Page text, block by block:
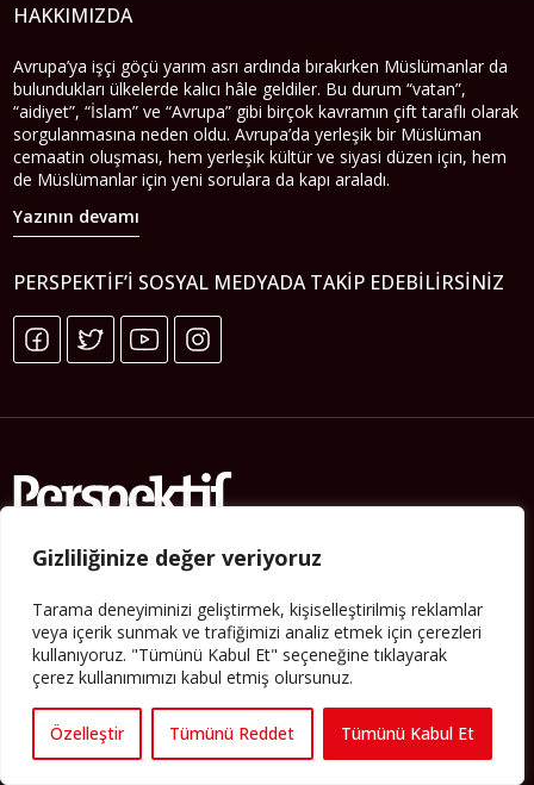
Gizliliğinize değer veriyoruz
Tarama deneyiminizi geliştirmek, kişiselleştirilmiş reklamlar
veya içerik sunmak ve trafiğimizi analiz etmek için çerezleri
kullanıyoruz. "Tümünü Kabul Et" seçeneğine tıklayarak
çerez kullanımımızı kabul etmiş olursunuz.
Özelleştir Tümünü Reddet Tümünü Kabul Et
HAKKIMIZDA
Avrupa’ya işçi göçü yarım asrı ardında bırakırken Müslümanlar da
bulundukları ülkelerde kalıcı hâle geldiler. Bu durum “vatan”,
“aidiyet”, “İslam” ve “Avrupa” gibi birçok kavramın çift taraflı olarak
sorgulanmasına neden oldu. Avrupa’da yerleşik bir Müslüman
cemaatin oluşması, hem yerleşik kültür ve siyasi düzen için, hem
de Müslümanlar için yeni sorulara da kapı araladı.
Yazının devamı
PERSPEKTIF’I SOSYAL MEDYADA TAKIP EDEBILIRSINIZ
Künye
Yorum Kuralları
Abonelik
İletişim
Hakkımızda